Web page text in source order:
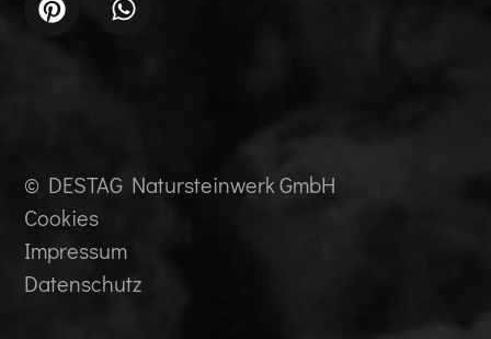
© DESTAG Natursteinwerk GmbH
Cookies
Impressum
Datenschutz